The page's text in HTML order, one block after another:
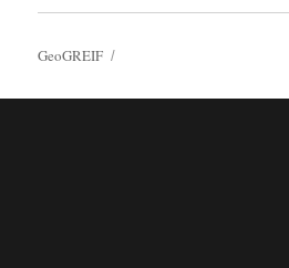
GeoGREIF